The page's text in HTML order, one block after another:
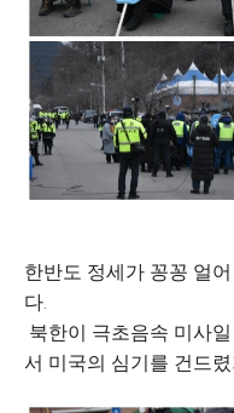
한반도 정세가 꽁꽁 얼
다.
북한이 극초음속 미사
서 미국의 심기를 건드